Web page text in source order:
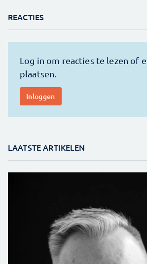
REACTIES
LAATSTE ARTIKELEN